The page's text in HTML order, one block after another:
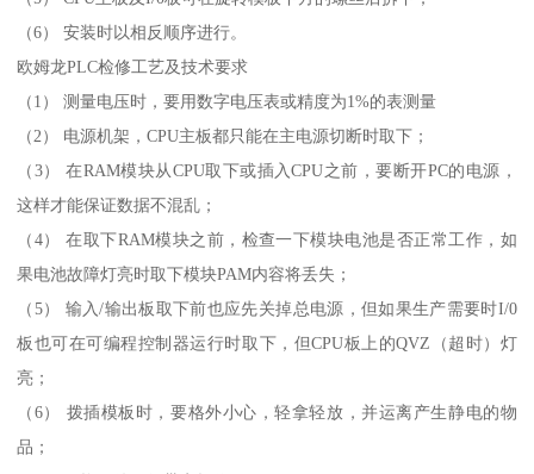
（6） 安装时以相反顺序进行。
欧姆龙PLC检修工艺及技术要求
（1） 测量电压时，要用数字电压表或精度为1%的表测量
（2） 电源机架，CPU主板都只能在主电源切断时取下；
（3） 在RAM模块从CPU取下或插入CPU之前，要断开PC的电源，
这样才能保证数据不混乱；
（4） 在取下RAM模块之前，检查一下模块电池是否正常工作，如
果电池故障灯亮时取下模块PAM内容将丢失；
（5） 输入/输出板取下前也应先关掉总电源，但如果生产需要时I/0
板也可在可编程控制器运行时取下，但CPU板上的QVZ（超时）灯
亮；
（6） 拨插模板时，要格外小心，轻拿轻放，并运离产生静电的物
品；